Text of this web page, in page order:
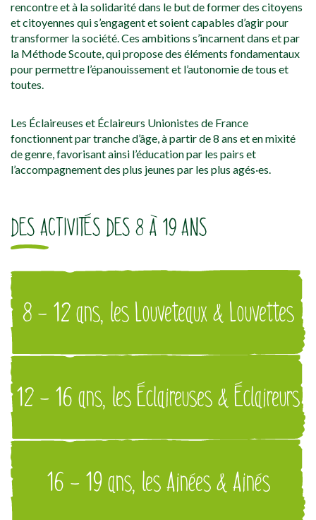
rencontre et à la solidarité dans le but de former des citoyens
et citoyennes qui s’engagent et soient capables d’agir pour
transformer la société. Ces ambitions s’incarnent dans et par
la Méthode Scoute, qui propose des éléments fondamentaux
pour permettre l’épanouissement et l’autonomie de tous et
toutes.
Les Éclaireuses et Éclaireurs Unionistes de France
fonctionnent par tranche d’âge, à partir de 8 ans et en mixité
de genre, favorisant ainsi l’éducation par les pairs et
l’accompagnement des plus jeunes par les plus agés·es.
DES ACTIVITÉS DES 8 À 19 ANS
8 - 12 ans, les Louveteaux & Louvettes
12 - 16 ans, les Éclaireuses & Éclaireurs
16 - 19 ans, les Ainées & Ainés